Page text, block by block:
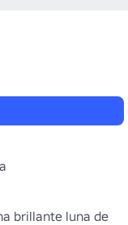
brillante luna de